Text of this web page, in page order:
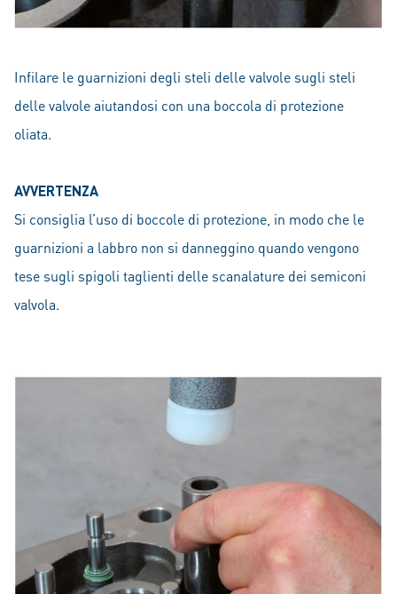
Infilare le guarnizioni degli steli delle valvole sugli steli
delle valvole aiutandosi con una boccola di protezione
oliata.
AVVERTENZA
Si consiglia l’uso di boccole di protezione, in modo che le
guarnizioni a labbro non si danneggino quando vengono
tese sugli spigoli taglienti delle scanalature dei semiconi
valvola.